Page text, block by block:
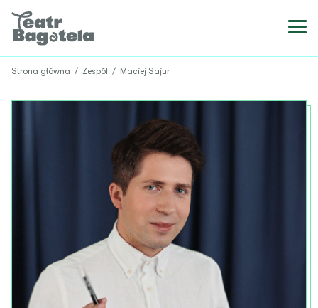
Strona główna / Zespół / Maciej Sajur